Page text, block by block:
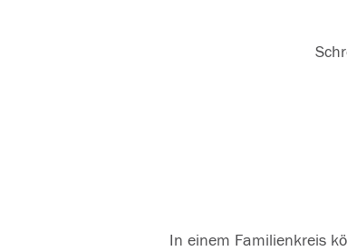
In einem Familienkreis